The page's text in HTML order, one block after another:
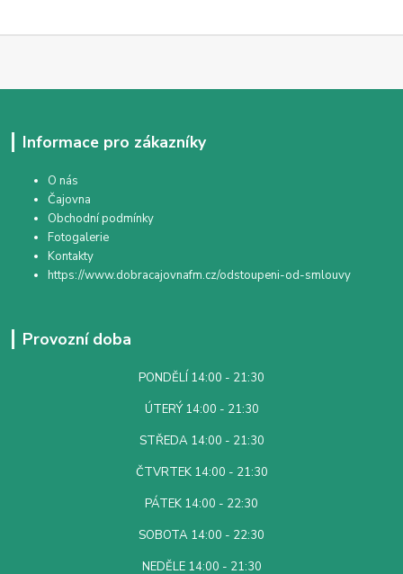
Informace pro zákazníky
O nás
Čajovna
Obchodní podmínky
Fotogalerie
Kontakty
https://www.dobracajovnafm.cz/odstoupeni-od-smlouvy
Provozní doba
PONDĚLÍ 14:00 - 21:30
ÚTERÝ 14:00 - 21:30
STŘEDA 14:00 - 21:30
ČTVRTEK 14:00 - 21:30
PÁTEK 14:00 - 22:30
SOBOTA 14:00 - 22:30
NEDĚLE 14:00 - 21:30